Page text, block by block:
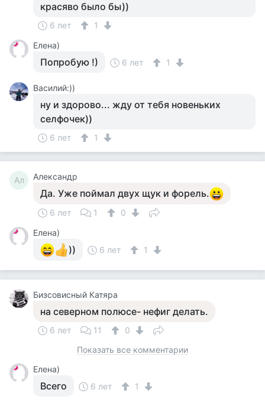
красяво было бы))
6 лет
1
Елена)
Попробую !) 6 лет 1
Василий:))
ну и здорово... жду от тебя новеньких
селфочек))
6 лет 1
Ал Александр
Да. Уже поймал двух щук и форель.
6 лет 1
0
Елена)
)) 6 лет 1
Бизсовисный Катяра
на северном полюсе- нефиг делать.
6 лет 11
0
Показать все комментарии
Елена)
Всего 6 лет 1